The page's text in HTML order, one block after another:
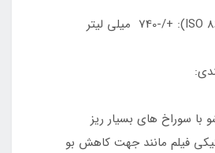
با سوراخ های بسیار ریز
فیلم مانند جهت کاهش بو